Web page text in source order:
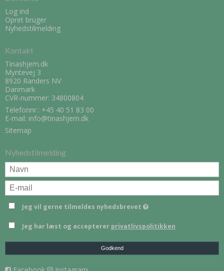
Log ind
Opret bruger
Nyhedstilmelding
Kontakt
Tinashjem.dk
Myntevej 3
8920 Randers NV
Danmark
CVR-nummer: 34800804
Telefonnr.: +45 40 51 83 00
E-mail: info@tinashjem.dk
Sitemap
Nyhedstilmelding
Jeg vil gerne tilmeldes nyhedsbrevet
Jeg har læst og accepterer privatlivspolitikken
Godkend